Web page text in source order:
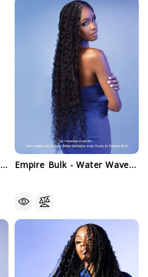
Empire Bulk - Afro Kinky Bulk Empire Bulk - Water Wave Bulk